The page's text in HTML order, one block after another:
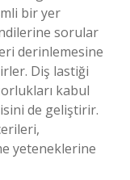
bir yer
sorular
derinlemesine
Diş lastiği
kabul
de geliştirir.
yeteneklerine